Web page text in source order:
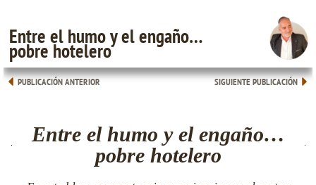
Entre el humo y el engaño…
pobre hotelero
PUBLICACIÓN ANTERIOR SIGUIENTE PUBLICACIÓN
Entre el humo y el engaño…
pobre hotelero